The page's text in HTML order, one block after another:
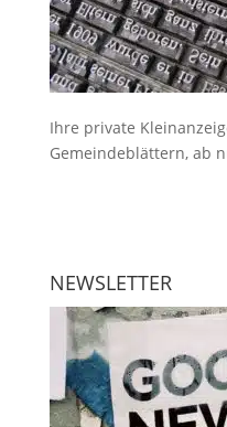
Ihre private
Gemeindeblättern, ab
NEWSLETTER